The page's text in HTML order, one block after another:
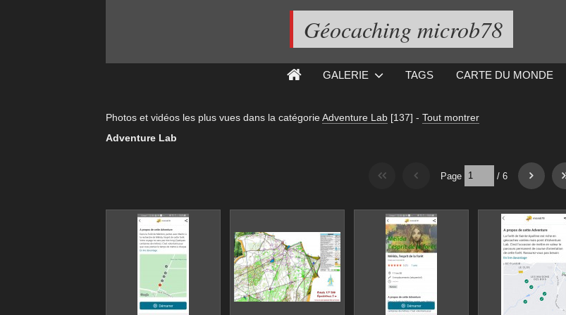
Géocaching microb78
GALERIE TAGS CARTE DU MONDE
Photos et vidéos les plus vues dans la catégorieAdventure Lab [137] - Tout montrer
Adventure Lab
Page / 6